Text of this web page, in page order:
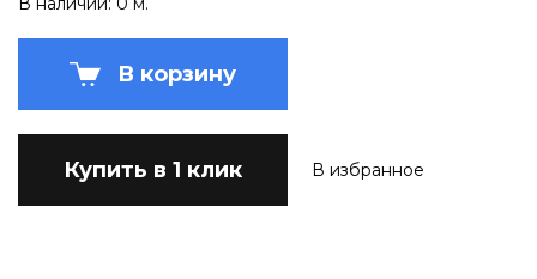
В корзину
Купить в 1 клик В избранное